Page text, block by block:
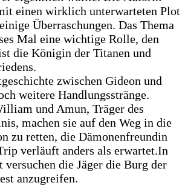
einen wirklich unterwarteten Plot
Überraschungen. Das Thema
Mal eine wichtige Rolle, den
die Königin der Titanen und
zwischen Gideon und
weitere Handlungsstränge.
und Amun, Träger des
machen sie auf den Weg in die
zu retten, die Dämonenfreundin
verläuft anders als erwartet.In
versuchen die Jäger die Burg der
anzugreifen.